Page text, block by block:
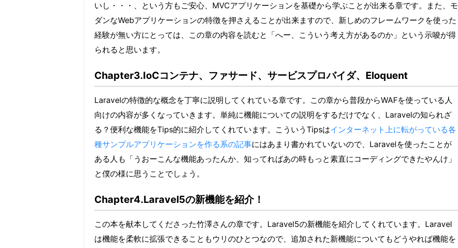
いし・・・、という方もご安心、MVCアプリケーションを基礎から学ぶことが出来る章です。また、モ
ダンなWebアプリケーションの特徴を押さえることが出来ますので、新しめのフレームワークを使った
経験が無い方にとっては、この章の内容を読むと「へー、こういう考え方があるのか」という示唆が得
られると思います。
Chapter3.IoCコンテナ、ファサード、サービスプロバイダ、Eloquent
Laravelの特徴的な概念を丁寧に説明してくれている章です。この章から普段からWAFを使っている人
向けの内容が多くなっていきます。単純に機能についての説明をするだけでなく、Laravelの知られざ
る？便利な機能をTips的に紹介してくれています。こういうTipsはインターネット上に転がっている各
種サンプルアプリケーションを作る系の記事にはあまり書かれていないので、Laravelを使ったことが
ある人も「うおーこんな機能あったんか、知ってればあの時もっと素直にコーディングできたやんけ」
と僕の様に思うことでしょう。
Chapter4.Laravel5の新機能を紹介！
この本を献本してくださった竹澤さんの章です。Laravel5の新機能を紹介してくれています。Laravel
は機能を柔軟に拡張できることもウリのひとつなので、追加された新機能についてもどうやれば機能を